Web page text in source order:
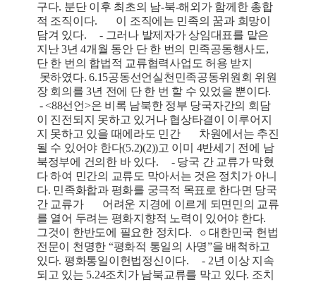
구다. 분단 이후 최초의 남-북-해외가 함께한 총합
적 조직이다. 이 조직에는 민족의 꿈과 희망이
담겨 있다. - 그러나 발제자가 상임대표를 맡은
지난 3년 4개월 동안 단 한 번의 민족공동행사도,
단 한 번의 합법적 교류협력사업도 허용 받지
못하였다. 6.15공동선언실천민족공동위원회 위원
장 회의를 3년 전에 단 한 번 할 수 있었을 뿐이다.
- <88선언>은 비록 남북한 정부 당국자간의 회담
이 진전되지 못하고 있거나 협상타결이 이루어지
지 못하고 있을 때에라도 민간 차원에서는 추진
될 수 있어야 한다(5.2)(2))고 이미 4반세기 전에 남
북정부에 건의한 바 있다. - 당국 간 교류가 막혔
다 하여 민간의 교류도 막아서는 것은 정치가 아니
다. 민족화합과 평화를 궁극적 목표로 한다면 당국
간 교류가 어려운 지경에 이르게 되면민의 교류
를 열어 두려는 평화지향적 노력이 있어야 한다.
그것이 한반도에 필요한 정치다. ○ 대한민국 헌법
전문이 천명한 “평화적 통일의 사명”을 배척하고
있다. 평화통일이헌법정신이다. - 2년 이상 지속
되고 있는 5.24조치가 남북교류를 막고 있다. 조치